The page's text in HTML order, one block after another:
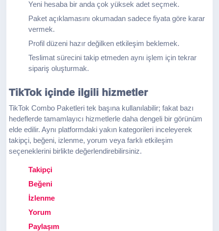
Yeni hesaba bir anda çok yüksek adet seçmek.
Paket açıklamasını okumadan sadece fiyata göre karar
vermek.
Profil düzeni hazır değilken etkileşim beklemek.
Teslimat sürecini takip etmeden aynı işlem için tekrar
sipariş oluşturmak.
TikTok içinde ilgili hizmetler
TikTok Combo Paketleri tek başına kullanılabilir; fakat bazı
hedeflerde tamamlayıcı hizmetlerle daha dengeli bir görünüm
elde edilir. Aynı platformdaki yakın kategorileri inceleyerek
takipçi, beğeni, izlenme, yorum veya farklı etkileşim
seçeneklerini birlikte değerlendirebilirsiniz.
Takipçi
Beğeni
İzlenme
Yorum
Paylaşım